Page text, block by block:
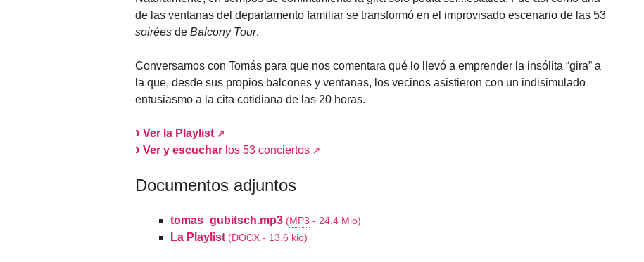
de las ventanas del departamento familiar se transformó en el improvisado escenario de las 53
soirées de Balcony Tour.
Conversamos con Tomás para que nos comentara qué lo llevó a emprender la insólita “gira” a
la que, desde sus propios balcones y ventanas, los vecinos asistieron con un indisimulado
entusiasmo a la cita cotidiana de las 20 horas.
Ver la Playlist
Ver y escuchar los 53 conciertos
Documentos adjuntos
tomas_gubitsch.mp3 (MP3 - 24.4 Mio)
La Playlist (DOCX - 13.6 kio)